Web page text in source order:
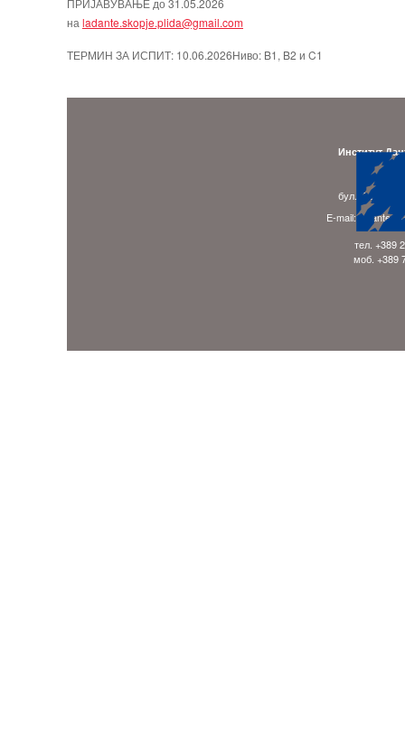
ПРИЈАВУВАЊЕ до 31.05.2026
на ladante.skopje.plida@gmail.com
ТЕРМИН ЗА ИСПИТ: 10.06.2026Ниво: B1, B2 и C1
Институт
бул. Гоце
E-mail:
тел. +389
моб. +389